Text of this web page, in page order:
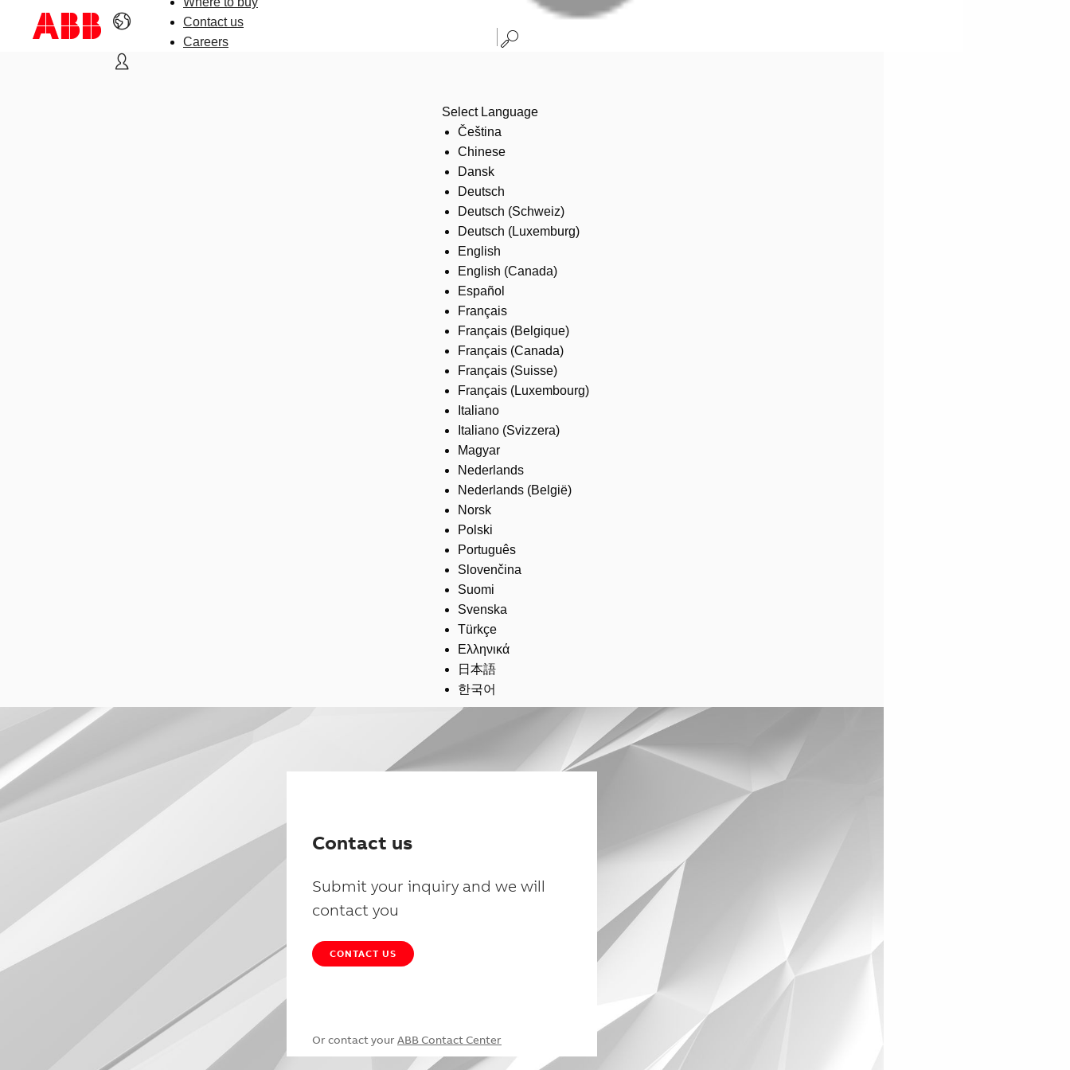
Contact us
Careers
Select Language
Čeština
Chinese
Dansk
Deutsch
Deutsch (Schweiz)
Deutsch (Luxemburg)
English
English (Canada)
Español
Français
Français (Belgique)
Français (Canada)
Français (Suisse)
Français (Luxembourg)
Italiano
Italiano (Svizzera)
Magyar
Nederlands
Nederlands (België)
Norsk
Polski
Português
Slovenčina
Suomi
Svenska
Türkçe
Ελληνικά
日本語
한국어
Contact us
Submit your inquiry and we will
contact you
CONTACT US
Or contact your ABB Contact Center